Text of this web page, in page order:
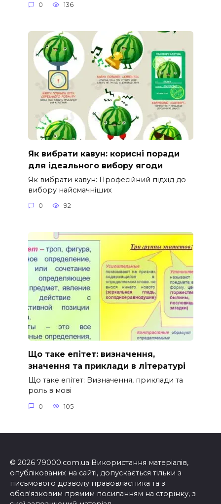
0 136
Як вибрати кавун: корисні поради
для ідеального вибору ягоди
Як вибрати кавун: Професійний підхід до
вибору найсмачніших
0 92
Що таке епітет: визначення,
значення та приклади в літературі
Що таке епітет: Визначення, приклади та
роль в мові
0 105
© 2026 79000.com.ua Використання матеріалів,
опублікованих на сайті, допускається тільки з
письмового дозволу правовласника та з
обов'язковим прямим посиланням на сторінку, з